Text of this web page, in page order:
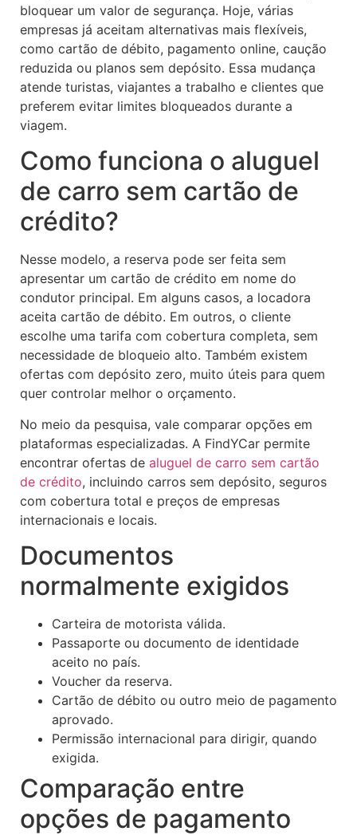
bloquear um valor de segurança. Hoje, várias
empresas já aceitam alternativas mais flexíveis,
como cartão de débito, pagamento online, caução
reduzida ou planos sem depósito. Essa mudança
atende turistas, viajantes a trabalho e clientes que
preferem evitar limites bloqueados durante a
viagem.
Como funciona o aluguel
de carro sem cartão de
crédito?
Nesse modelo, a reserva pode ser feita sem
apresentar um cartão de crédito em nome do
condutor principal. Em alguns casos, a locadora
aceita cartão de débito. Em outros, o cliente
escolhe uma tarifa com cobertura completa, sem
necessidade de bloqueio alto. Também existem
ofertas com depósito zero, muito úteis para quem
quer controlar melhor o orçamento.
No meio da pesquisa, vale comparar opções em
plataformas especializadas. A FindYCar permite
encontrar ofertas de aluguel de carro sem cartão
de crédito, incluindo carros sem depósito, seguros
com cobertura total e preços de empresas
internacionais e locais.
Documentos
normalmente exigidos
Carteira de motorista válida.
Passaporte ou documento de identidade
aceito no país.
Voucher da reserva.
Cartão de débito ou outro meio de pagamento
aprovado.
Permissão internacional para dirigir, quando
exigida.
Comparação entre
opções de pagamento